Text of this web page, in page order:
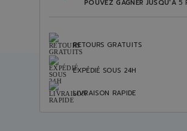
POUVEZ GAGNER JUSQU'À 5
RETOURS GRATUITS
EXPÉDIÉ SOUS 24H
LIVRAISON RAPIDE